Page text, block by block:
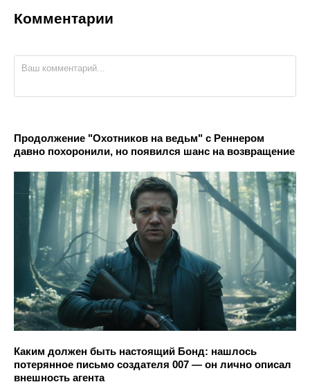
Комментарии
Продолжение "Охотников на ведьм" с Реннером
давно похоронили, но появился шанс на возвращение
Каким должен быть настоящий Бонд: нашлось
потерянное письмо создателя 007 — он лично описал
внешность агента